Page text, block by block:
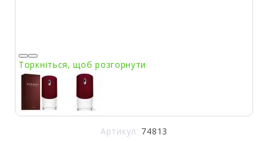
Торкніться, щоб розгорнути
Артикул: 74813